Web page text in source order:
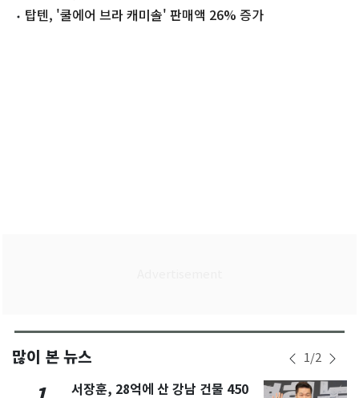
얼 컬렉션 제안
탑텐, '쿨에어 브라 캐미솔' 판매액 26% 증가
많이 본 뉴스 1/2
서장훈, 28억에 산 강남 건물 450